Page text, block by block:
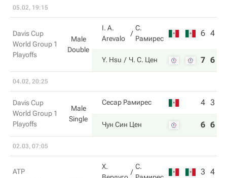
05.02, 19:15
Davis Cup
World Group 1
Playoffs
Male
Double
I. A.
Arevalo
С.
Рамирес
6 4
Y. Hsu Ч. С. Цен 7 6
04.02, 20:25
Davis Cup
World Group 1
Playoffs
Male
Single
Сесар Рамирес 4 3
Чун Син Цен 6 6
02.03, 07:05
ATP
Х.
С.
3 4